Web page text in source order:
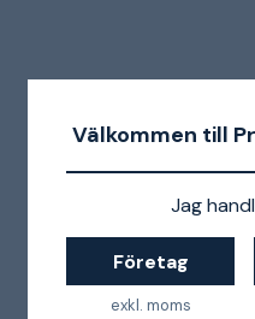
Välkommen till
Jag
Företag
exkl. moms